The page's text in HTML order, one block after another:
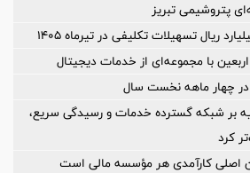
پتروشیمی تبریز
اربعین با مجموعه‌ای از خدمات دیجیتال
بر شبکه گسترده خدمات و رسیدگی سریع،
کرد
اصلی کارآمدی هر مؤسسه مالی است